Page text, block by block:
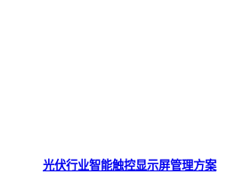
光伏行业智能触控显示屏管理方案